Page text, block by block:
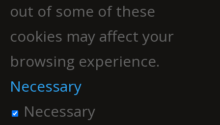
out of some of these
cookies may affect your
browsing experience.
Necessary
Necessary